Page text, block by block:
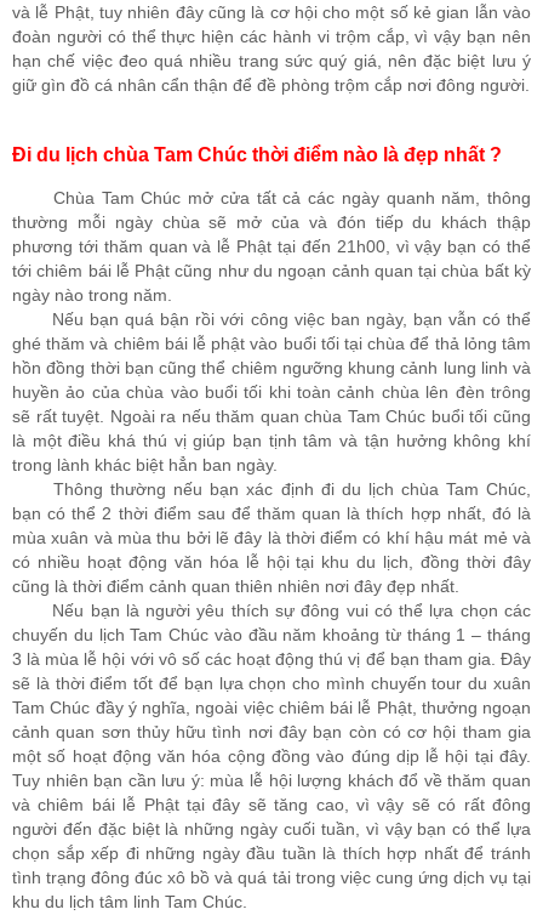
và lễ Phật, tuy nhiên đây cũng là cơ hội cho một số kẻ gian lẫn vào
đoàn người có thể thực hiện các hành vi trộm cắp, vì vậy bạn nên
hạn chế việc đeo quá nhiều trang sức quý giá, nên đặc biệt lưu ý
giữ gìn đồ cá nhân cẩn thận để đề phòng trộm cắp nơi đông người.
Đi du lịch chùa Tam Chúc thời điểm nào là đẹp nhất ?
Chùa Tam Chúc mở cửa tất cả các ngày quanh năm, thông
thường mỗi ngày chùa sẽ mở của và đón tiếp du khách thập
phương tới thăm quan và lễ Phật tại đến 21h00, vì vậy bạn có thể
tới chiêm bái lễ Phật cũng như du ngoạn cảnh quan tại chùa bất kỳ
ngày nào trong năm.
Nếu bạn quá bận rồi với công việc ban ngày, bạn vẫn có thể
ghé thăm và chiêm bái lễ phật vào buổi tối tại chùa để thả lỏng tâm
hồn đồng thời bạn cũng thể chiêm ngưỡng khung cảnh lung linh và
huyền ảo của chùa vào buổi tối khi toàn cảnh chùa lên đèn trông
sẽ rất tuyệt. Ngoài ra nếu thăm quan chùa Tam Chúc buổi tối cũng
là một điều khá thú vị giúp bạn tịnh tâm và tận hưởng không khí
trong lành khác biệt hẳn ban ngày.
Thông thường nếu bạn xác định đi du lịch chùa Tam Chúc,
bạn có thể 2 thời điểm sau để thăm quan là thích hợp nhất, đó là
mùa xuân và mùa thu bởi lẽ đây là thời điểm có khí hậu mát mẻ và
có nhiều hoạt động văn hóa lễ hội tại khu du lịch, đồng thời đây
cũng là thời điểm cảnh quan thiên nhiên nơi đây đẹp nhất.
Nếu bạn là người yêu thích sự đông vui có thể lựa chọn các
chuyến du lịch Tam Chúc vào đầu năm khoảng từ tháng 1 – tháng
3 là mùa lễ hội với vô số các hoạt động thú vị để bạn tham gia. Đây
sẽ là thời điểm tốt để bạn lựa chọn cho mình chuyến tour du xuân
Tam Chúc đầy ý nghĩa, ngoài việc chiêm bái lễ Phật, thưởng ngoạn
cảnh quan sơn thủy hữu tình nơi đây bạn còn có cơ hội tham gia
một số hoạt động văn hóa cộng đồng vào đúng dịp lễ hội tại đây.
Tuy nhiên bạn cần lưu ý: mùa lễ hội lượng khách đổ về thăm quan
và chiêm bái lễ Phật tại đây sẽ tăng cao, vì vậy sẽ có rất đông
người đến đặc biệt là những ngày cuối tuần, vì vậy bạn có thể lựa
chọn sắp xếp đi những ngày đầu tuần là thích hợp nhất để tránh
tình trạng đông đúc xô bồ và quá tải trong việc cung ứng dịch vụ tại
khu du lịch tâm linh Tam Chúc.